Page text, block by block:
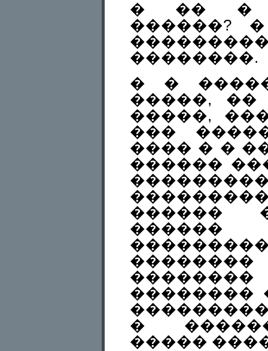
� �� �
������?
��������.
� �
�����, ��
�����,
���
���� � �
������
������
��������
�
�����